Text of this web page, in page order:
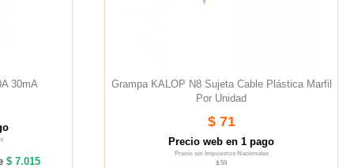
30mA
$ 7.015
Grampa KALOP N8 Sujeta Cable Plástica Marfil
Por Unidad
$ 71
Precio web en 1 pago
Precio sin Impuestos Nacionales
$ 59